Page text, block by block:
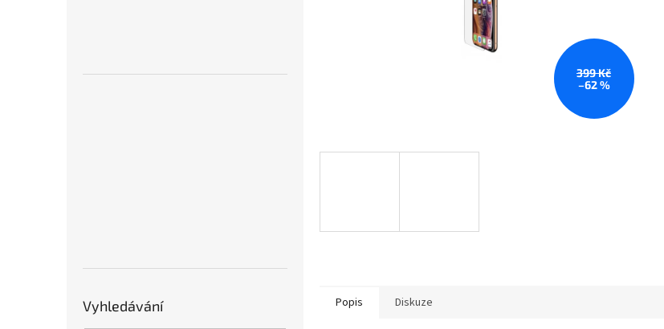
Vyhledávání
399 Kč
–62 %
Popis Diskuze